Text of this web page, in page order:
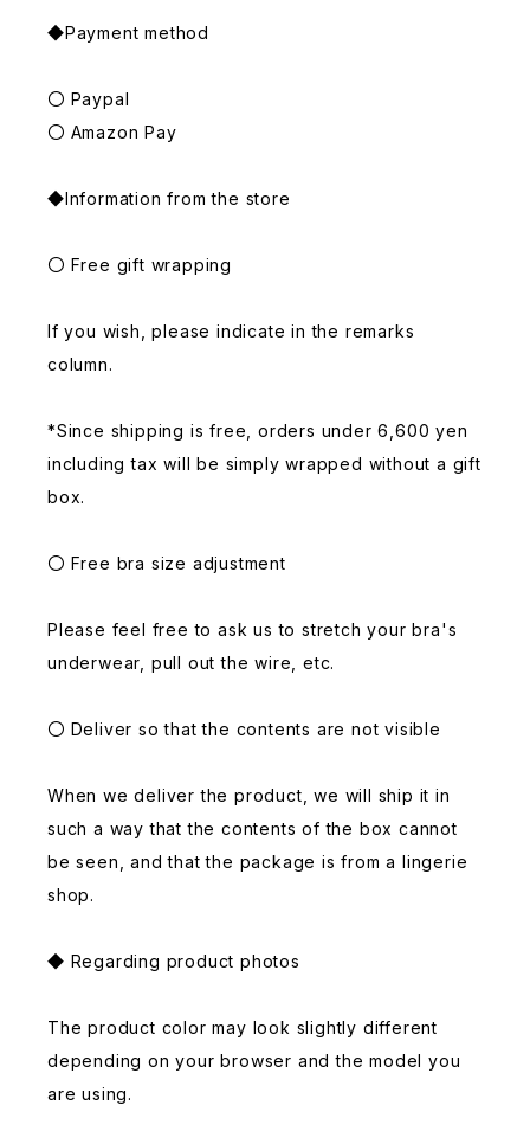
◆Payment method
〇 Paypal
〇 Amazon Pay
◆Information from the store
〇 Free gift wrapping
If you wish, please indicate in the remarks
column.
*Since shipping is free, orders under 6,600 yen
including tax will be simply wrapped without a gift
box.
〇 Free bra size adjustment
Please feel free to ask us to stretch your bra's
underwear, pull out the wire, etc.
〇 Deliver so that the contents are not visible
When we deliver the product, we will ship it in
such a way that the contents of the box cannot
be seen, and that the package is from a lingerie
shop.
◆ Regarding product photos
The product color may look slightly different
depending on your browser and the model you
are using.